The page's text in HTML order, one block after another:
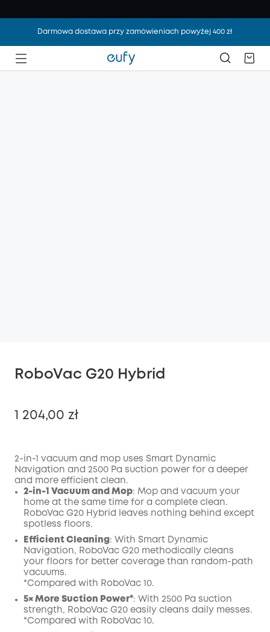
Darmowa dostawa przy zamówieniach powyżej 400 zł
RoboVac G20 Hybrid
1 204,00 zł
Wyłączony
Kod:
2-in-1 vacuum and mop uses Smart Dynamic
Navigation and 2500 Pa suction power for a deeper
and more efficient clean.
2-in-1 Vacuum and Mop: Mop and vacuum your
home at the same time for a complete clean.
RoboVac G20 Hybrid leaves nothing behind except
spotless floors.
Efficient Cleaning : With Smart Dynamic
Navigation, RoboVac G20 methodically cleans
your floors for better coverage than random-path
vacuums.
*Compared with RoboVac 10.
5× More Suction Power*: With 2500 Pa suction
strength, RoboVac G20 easily cleans daily messes.
*Compared with RoboVac 10.